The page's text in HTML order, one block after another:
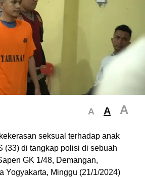
A A A
seksual terhadap anak
(33) di tangkap polisi di sebuah
GK 1/48, Demangan,
Yogyakarta, Minggu (21/1/2024)